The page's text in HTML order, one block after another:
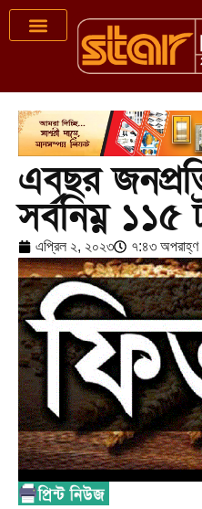
এবছর
সর্বনিম্ন ১১৫
এপ্রিল ২, ২০২৩ ৭:৪৩ অপরাহ্ণ